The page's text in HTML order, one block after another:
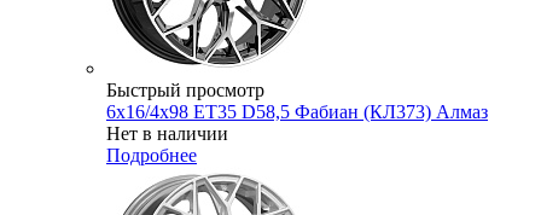
Быстрый просмотр
6x16/4x98 ET35 D58,5 Фабиан (КЛ373) Алмаз
Нет в наличии
Подробнее